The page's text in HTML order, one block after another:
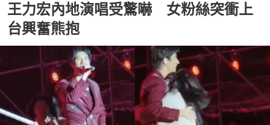
王力宏內地演唱受驚嚇 女粉絲突衝上
台興奮熊抱